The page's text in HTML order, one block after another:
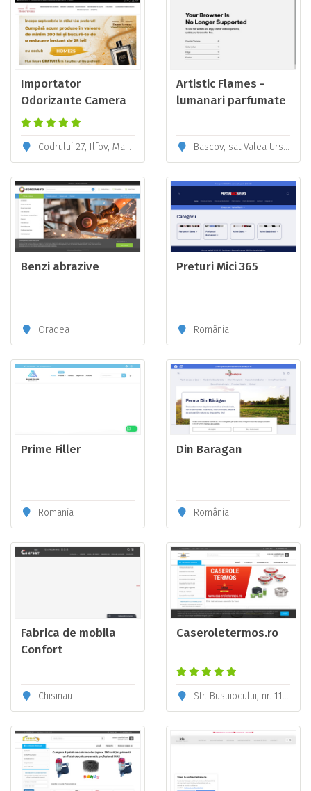
Importator
Odorizante Camera
Jasmine
Codrului 27, Ilfov, Magurele
Artistic Flames -
lumanari parfumate
Bascov, sat Valea Ursului, nr.45
Benzi abrazive
Oradea
Preturi Mici 365
România
Prime Filler
Romania
Din Baragan
România
Fabrica de mobila
Confort
Chisinau
Caseroletermos.ro
Str. Busuiocului, nr. 11, Chiajna, Ilfov